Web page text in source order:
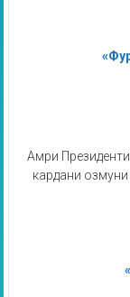
Амри
кардани